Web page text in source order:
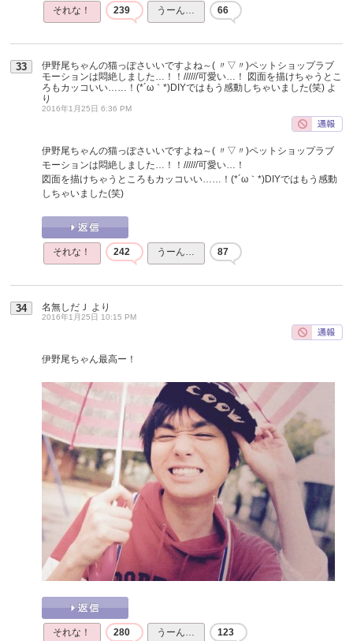
それな！ 239 うーん… 66
33
伊野尾ちゃんの猫っぽさいいですよね～( 〃▽〃)ペットショップラブ
モーションは悶絶しました…！！//////可愛い…！ 図面を描けちゃうとこ
ろもカッコいい……！(*´ω｀*)DIYではもう感動しちゃいました(笑) よ
り
2016年1月25日 6:36 PM
伊野尾ちゃんの猫っぽさいいですよね～( 〃▽〃)ペットショップラブ
モーションは悶絶しました…！！//////可愛い…！
図面を描けちゃうところもカッコいい……！(*´ω｀*)DIYではもう感動
しちゃいました(笑)
それな！ 242 うーん… 87
34 名無しだＪ より
2016年1月25日 10:15 PM
伊野尾ちゃん最高ー！
それな！ 280 うーん… 123